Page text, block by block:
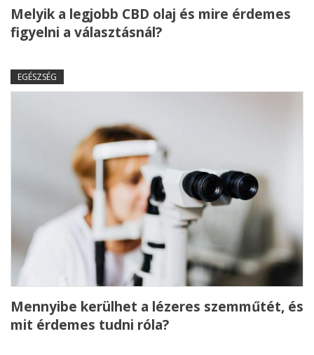
Melyik a legjobb CBD olaj és mire érdemes
figyelni a választásnál?
EGÉSZSÉG
Mennyibe kerülhet a lézeres szemműtét, és
mit érdemes tudni róla?